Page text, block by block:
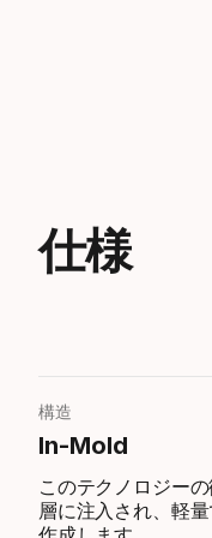
仕様
構造
In-Mold
このテクノロジー
層に注入され、軽